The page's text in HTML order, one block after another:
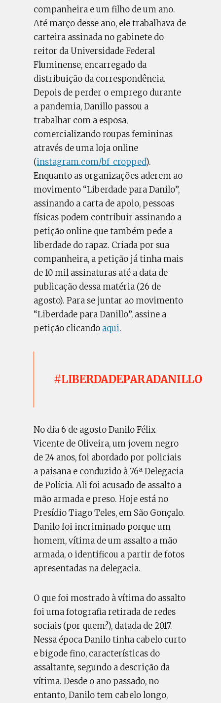
companheira e um filho de um ano.
Até março desse ano, ele trabalhava de
carteira assinada no gabinete do
reitor da Universidade Federal
Fluminense, encarregado da
distribuição da correspondência.
Depois de perder o emprego durante
a pandemia, Danillo passou a
trabalhar com a esposa,
comercializando roupas femininas
através de uma loja online
(instagram.com/bf_cropped).
Enquanto as organizações aderem ao
movimento “Liberdade para Danilo”,
assinando a carta de apoio, pessoas
físicas podem contribuir assinando a
petição online que também pede a
liberdade do rapaz. Criada por sua
companheira, a petição já tinha mais
de 10 mil assinaturas até a data de
publicação dessa matéria (26 de
agosto). Para se juntar ao movimento
“Liberdade para Danillo”, assine a
petição clicando aqui.
#LIBERDADEPARADANILLO
No dia 6 de agosto Danilo Félix
Vicente de Oliveira, um jovem negro
de 24 anos, foi abordado por policiais
a paisana e conduzido à 76ª Delegacia
de Polícia. Ali foi acusado de assalto a
mão armada e preso. Hoje está no
Presídio Tiago Teles, em São Gonçalo.
Danilo foi incriminado porque um
homem, vítima de um assalto a mão
armada, o identificou a partir de fotos
apresentadas na delegacia.
O que foi mostrado à vítima do assalto
foi uma fotografia retirada de redes
sociais (por quem?), datada de 2017.
Nessa época Danilo tinha cabelo curto
e bigode fino, características do
assaltante, segundo a descrição da
vítima. Desde o ano passado, no
entanto, Danilo tem cabelo longo,